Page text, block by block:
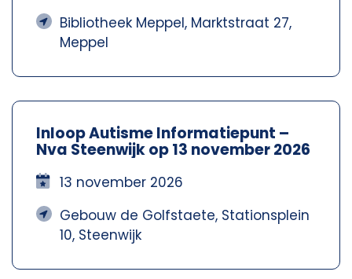
Bibliotheek Meppel, Marktstraat 27,
Meppel
Inloop Autisme Informatiepunt –
Nva Steenwijk op 13 november 2026
13 november 2026
Gebouw de Golfstaete, Stationsplein
10, Steenwijk